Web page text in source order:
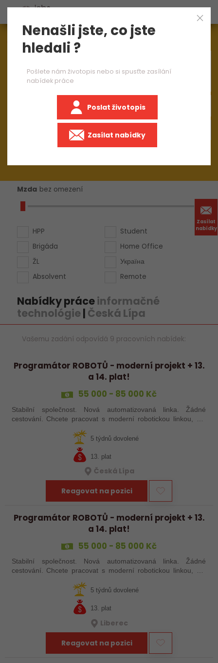
Zasílat
nabídky
Aktuálně1544nabídek práce
Mzda bez omezení
HPP
Brigáda
ŽL
Absolvent
Student
Home Office
Україна
Remote
Nabídky práceinformačné
technológie | Česká Lípa
Vašemu zadání odpovídá 9 pracovních nabídek:
Programátor ROBOTŮ - moderní projekt + 13.
a 14. plat!
55 000 - 85 000 Kč
Stabilní společnost. Nová automatizovaná linka. Žádné
cestování. Chcete pracovat s moderní robotickou linkou, ale
šikovné absolventy…
5 týdnů dovolené
13. plat
Česká Lípa
Reagovat na pozici
Programátor ROBOTŮ - moderní projekt + 13.
a 14. plat!
55 000 - 85 000 Kč
Stabilní společnost. Nová automatizovaná linka. Žádné
cestování. Chcete pracovat s moderní robotickou linkou, ale
šikovné absolventy…
5 týdnů dovolené
13. plat
Liberec
Reagovat na pozici
Nenašli jste, co jste
hledali ?
Pošlete nám životopis nebo si spusťte zasílání
nabídek práce
Poslat životopis
Zasílat nabídky